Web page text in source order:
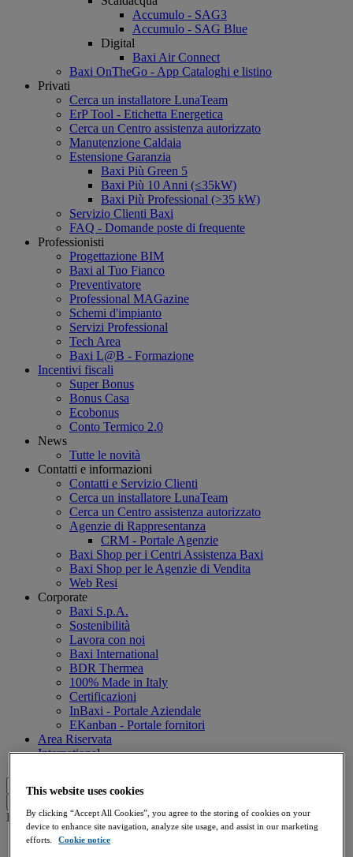
Accumulo - SAG3
Accumulo - SAG Blue
Digital
Baxi Air Connect
Baxi OnTheGo - App Cataloghi e listino
Privati
Cerca un installatore LunaTeam
ErP Tool - Etichetta Energetica
Cerca un Centro assistenza autorizzato
Manutenzione Caldaia
Estensione Garanzia
Baxi Più Green 5
Baxi Più 10 Anni (≤35kW)
Baxi Più Professional (>35 kW)
Servizio Clienti Baxi
FAQ - Domande poste di frequente
Professionisti
Progettazione BIM
Baxi al Tuo Fianco
Preventivatore
Professional MAGazine
Schemi d'impianto
Servizi Professional
Tech Area
Baxi L@B - Formazione
Incentivi fiscali
Super Bonus
Bonus Casa
Ecobonus
Conto Termico 2.0
News
Tutte le novità
Contatti e informazioni
Contatti e Servizio Clienti
Cerca un installatore LunaTeam
Cerca un Centro assistenza autorizzato
Agenzie di Rappresentanza
CRM - Portale Agenzie
Baxi Shop per i Centri Assistenza Baxi
Baxi Shop per le Agenzie di Vendita
Web Resi
Corporate
Baxi S.p.A.
Sostenibilità
Lavora con noi
Baxi International
BDR Thermea
100% Made in Italy
Certificazioni
InBaxi - Portale Aziendale
EKanban - Portale fornitori
Area Riservata
International
Login
This website uses cookies
By clicking “Accept All Cookies”, you agree to the storing of cookies on your
device to enhance site navigation, analyze site usage, and assist in our marketing
efforts.
Cookie notice